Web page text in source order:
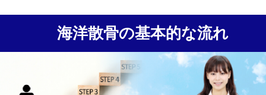
海洋散骨の基本的な流れ